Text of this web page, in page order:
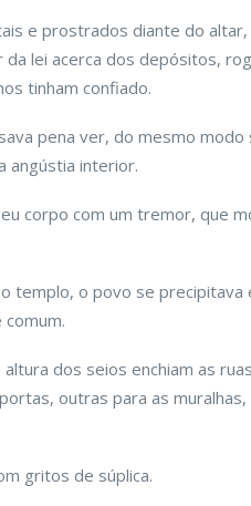
e prostrados diante do
da lei acerca dos depósitos,
tinham confiado.
pena ver, do mesmo
angústia interior.
corpo com um tremor, que
templo, o povo se
dos seios enchiam as
outras para as
gritos de súplica.